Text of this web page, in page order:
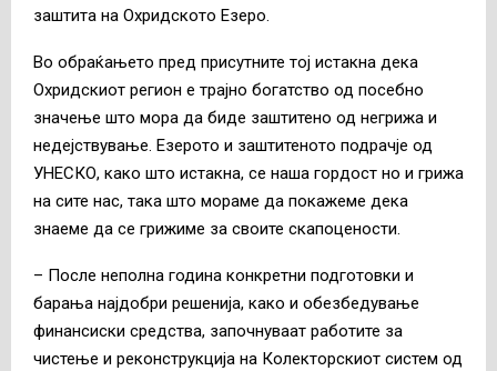
заштита на Охридското Езеро.
Во обраќањето пред присутните тој истакна дека
Охридскиот регион е трајно богатство од посебно
значење што мора да биде заштитено од негрижа и
недејствување. Езерото и заштитеното подрачје од
УНЕСКО, како што истакна, се наша гордост но и грижа
на сите нас, така што мораме да покажеме дека
знаеме да се грижиме за своите скапоцености.
– После неполна година конкретни подготовки и
барања најдобри решенија, како и обезбедување
финансиски средства, започнуваат работите за
чистење и реконструкција на Колекторскиот систем од